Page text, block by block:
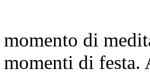
momento di
momenti di festa.